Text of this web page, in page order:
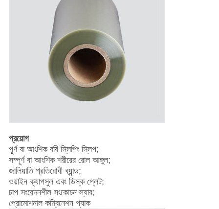
প্রয়োগ
পূর্ণ বা আংশিক ববি স্লিপিং স্লিপ;
সম্পূর্ণ বা আংশিক শরীরের রোল আঙ্গুল;
জালিয়াতি প্রতিরোধী ব্যান্ড;
ওয়াইন ক্যাপসুল এবং ডিস্ক প্লেট;
চাপ সংবেদনশীল সংকোচন ল্যাব;
প্রোমোশনাল কম্বিনেশন প্যাক